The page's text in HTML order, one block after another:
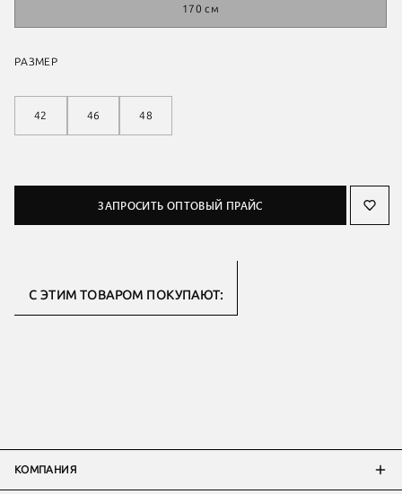
170 см
РАЗМЕР
42 46 48
ЗАПРОСИТЬ ОПТОВЫЙ ПРАЙС
С ЭТИМ ТОВАРОМ ПОКУПАЮТ:
КОМПАНИЯ